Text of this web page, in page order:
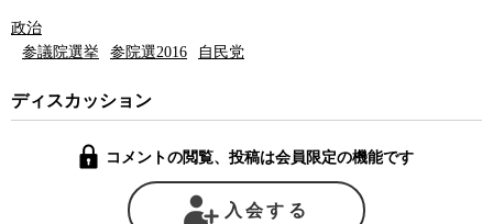
政治
参議院選挙
参院選2016 自民党
ディスカッション
コメントの閲覧、投稿は会員限定の機能です
入会する